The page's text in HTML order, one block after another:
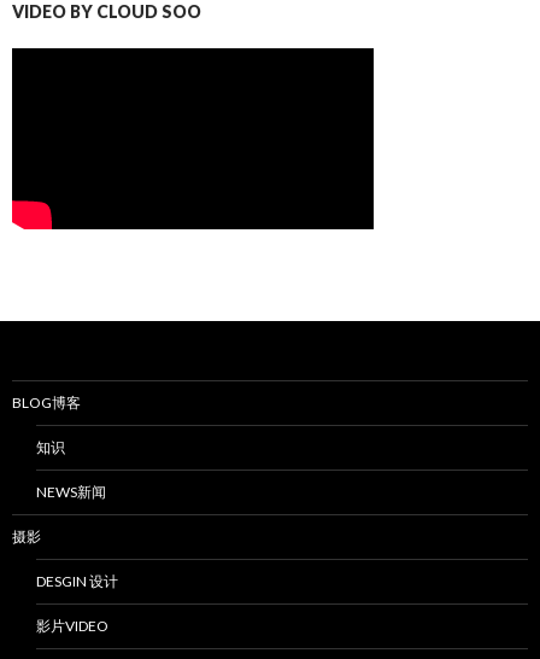
VIDEO BY CLOUD SOO
BLOG博客
知识
NEWS新闻
摄影
DESGIN 设计
影片VIDEO